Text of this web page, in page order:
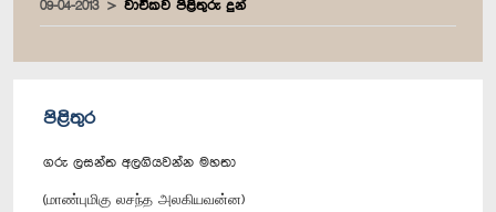
09-04-2013 වාචිකව පිළිතුරු දුන්
පිළිතුර
ගරු ලසන්ත අලගියවන්න මහතා
(மாண்புமிகு லசந்த அலகியவன்ன)